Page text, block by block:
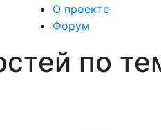
О проекте
Форум
по